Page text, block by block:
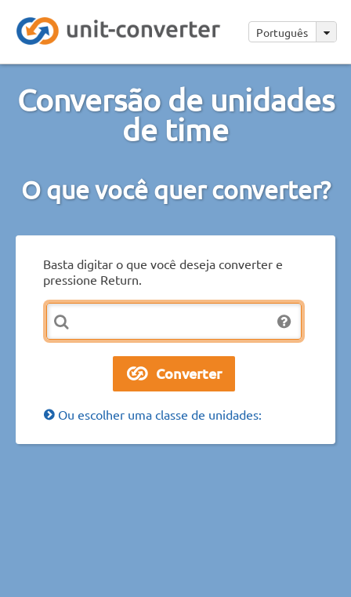
Português
Conversão de unidades
de time
O que você quer converter?
Basta digitar o que você deseja converter e
pressione Return.
Ou escolher uma classe de unidades: